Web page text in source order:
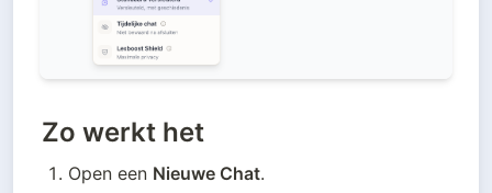
Zo werkt het
Open een Nieuwe Chat.